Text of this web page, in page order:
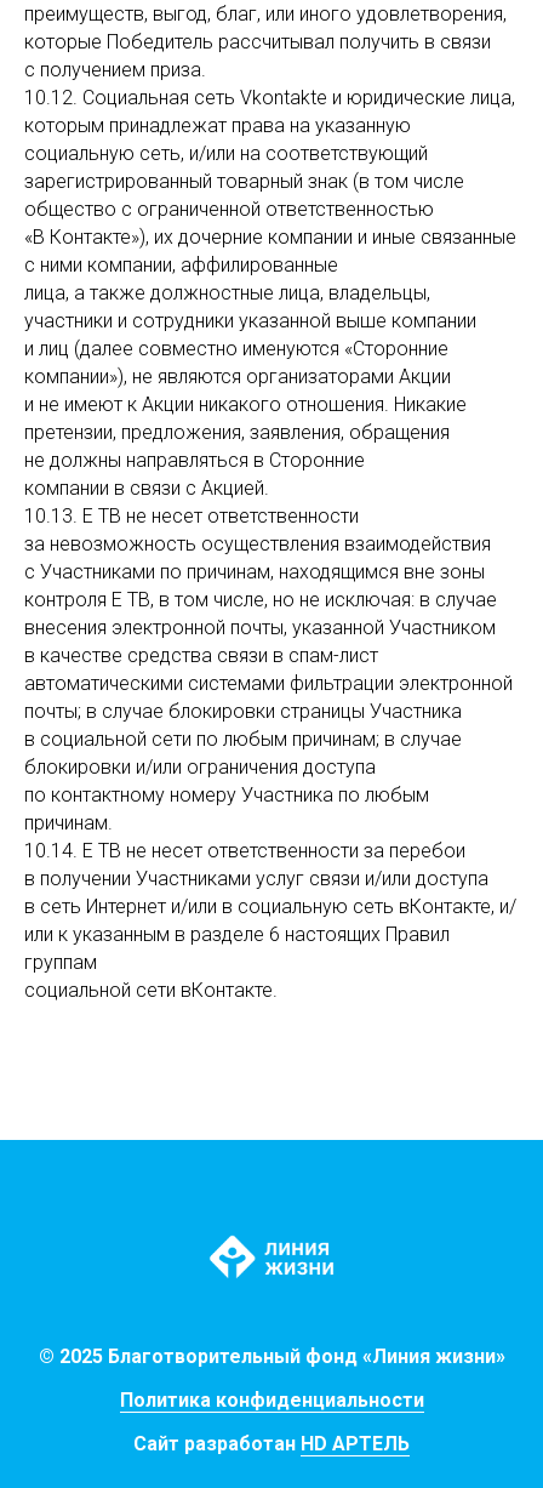
преимуществ, выгод, благ, или иного удовлетворения,
которые Победитель рассчитывал получить в связи
с получением приза.
10.12. Социальная сеть Vkontakte и юридические лица,
которым принадлежат права на указанную
социальную сеть, и/или на соответствующий
зарегистрированный товарный знак (в том числе
общество с ограниченной ответственностью
«В Контакте»), их дочерние компании и иные связанные
с ними компании, аффилированные
лица, а также должностные лица, владельцы,
участники и сотрудники указанной выше компании
и лиц (далее совместно именуются «Сторонние
компании»), не являются организаторами Акции
и не имеют к Акции никакого отношения. Никакие
претензии, предложения, заявления, обращения
не должны направляться в Сторонние
компании в связи с Акцией.
10.13. Е ТВ не несет ответственности
за невозможность осуществления взаимодействия
с Участниками по причинам, находящимся вне зоны
контроля Е ТВ, в том числе, но не исключая: в случае
внесения электронной почты, указанной Участником
в качестве средства связи в спам-лист
автоматическими системами фильтрации электронной
почты; в случае блокировки страницы Участника
в социальной сети по любым причинам; в случае
блокировки и/или ограничения доступа
по контактному номеру Участника по любым
причинам.
10.14. Е ТВ не несет ответственности за перебои
в получении Участниками услуг связи и/или доступа
в сеть Интернет и/или в социальную сеть вКонтакте, и/
или к указанным в разделе 6 настоящих Правил
группам
социальной сети вКонтакте.
© 2025 Благотворительный фонд «Линия жизни»
Политика конфиденциальности
Сайт разработан HD АРТЕЛЬ